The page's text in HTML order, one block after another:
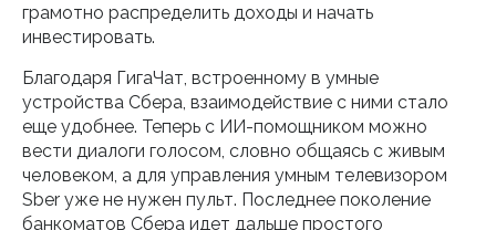
грамотно распределить доходы и начать
инвестировать.
Благодаря ГигаЧат, встроенному в умные
устройства Сбера, взаимодействие с ними стало
еще удобнее. Теперь с ИИ-помощником можно
вести диалоги голосом, словно общаясь с живым
человеком, а для управления умным телевизором
Sber уже не нужен пульт. Последнее поколение
банкоматов Сбера идет дальше простого